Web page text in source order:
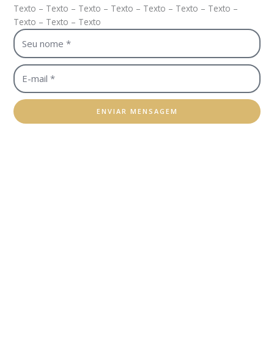
Texto – Texto – Texto – Texto – Texto – Texto – Texto –
Texto – Texto – Texto
Seu
nome
E-
mail
ENVIAR MENSAGEM